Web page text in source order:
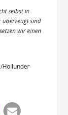
selbst in
überzeugt sind
wir einen
Hollunder